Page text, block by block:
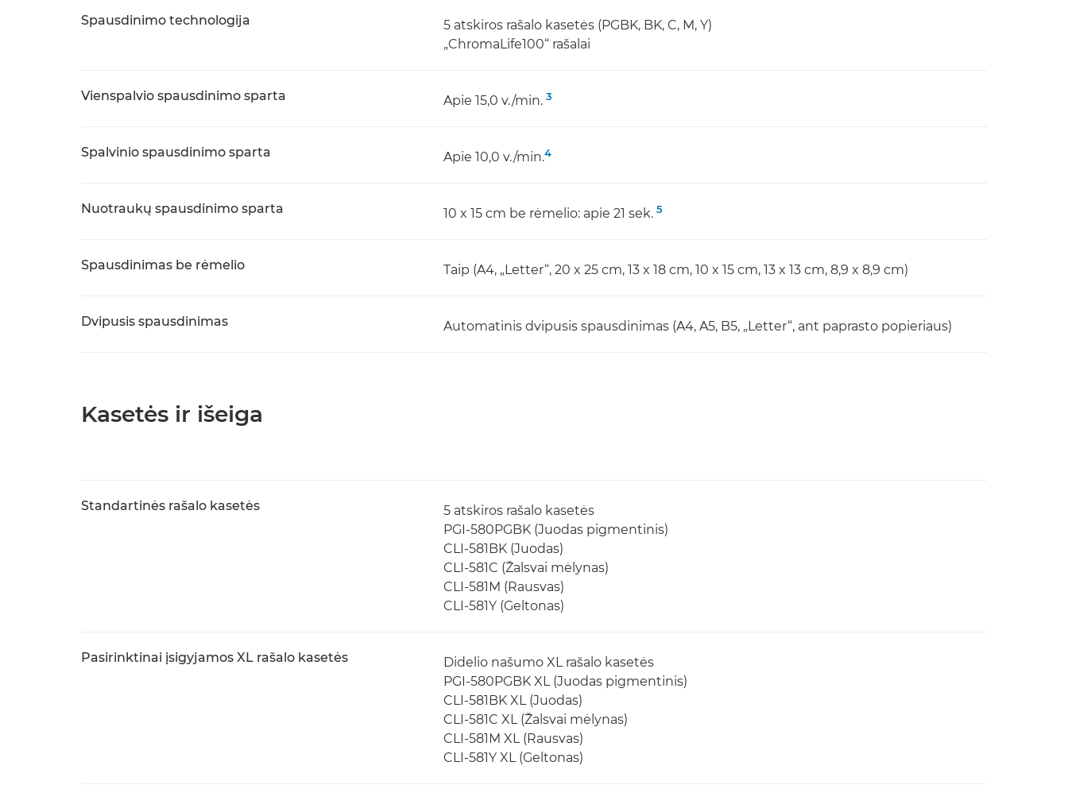
Spausdinimo technologija
5 atskiros rašalo kasetės (PGBK, BK, C, M, Y)
„ChromaLife100“ rašalai
Vienspalvio spausdinimo sparta Apie 15,0 v./min. 3
Spalvinio spausdinimo sparta Apie 10,0 v./min.4
Nuotraukų spausdinimo sparta 10 x 15 cm be rėmelio: apie 21 sek. 5
Spausdinimas be rėmelio Taip (A4, „Letter“, 20 x 25 cm, 13 x 18 cm, 10 x 15 cm, 13 x 13 cm, 8,9 x 8,9 cm)
Dvipusis spausdinimas Automatinis dvipusis spausdinimas (A4, A5, B5, „Letter“, ant paprasto popieriaus)
Kasetės ir išeiga
Standartinės rašalo kasetės
5 atskiros rašalo kasetės
PGI-580PGBK (Juodas pigmentinis)
CLI-581BK (Juodas)
CLI-581C (Žalsvai mėlynas)
CLI-581M (Rausvas)
CLI-581Y (Geltonas)
Pasirinktinai įsigyjamos XL rašalo kasetės
Didelio našumo XL rašalo kasetės
PGI-580PGBK XL (Juodas pigmentinis)
CLI-581BK XL (Juodas)
CLI-581C XL (Žalsvai mėlynas)
CLI-581M XL (Rausvas)
CLI-581Y XL (Geltonas)